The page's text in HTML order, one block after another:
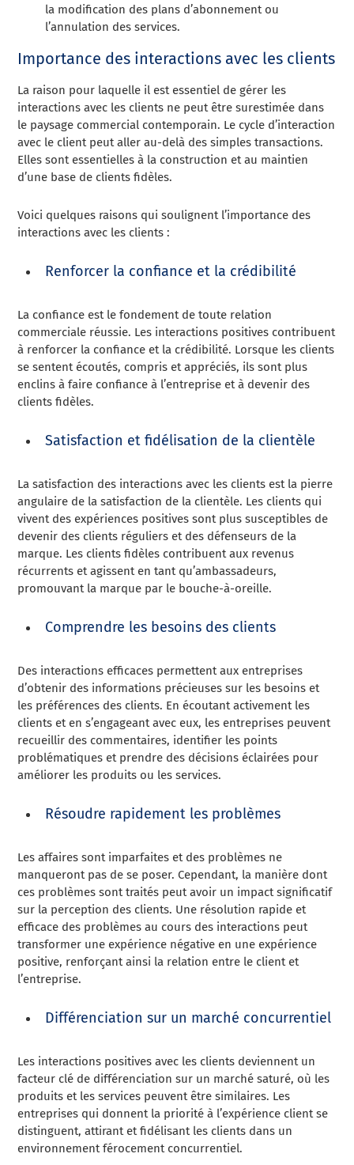
la modification des plans d’abonnement ou
l’annulation des services.
Importance des interactions avec les clients
La raison pour laquelle il est essentiel de gérer les
interactions avec les clients ne peut être surestimée dans
le paysage commercial contemporain. Le cycle d’interaction
avec le client peut aller au-delà des simples transactions.
Elles sont essentielles à la construction et au maintien
d’une base de clients fidèles.
Voici quelques raisons qui soulignent l’importance des
interactions avec les clients :
Renforcer la confiance et la crédibilité
La confiance est le fondement de toute relation
commerciale réussie. Les interactions positives contribuent
à renforcer la confiance et la crédibilité. Lorsque les clients
se sentent écoutés, compris et appréciés, ils sont plus
enclins à faire confiance à l’entreprise et à devenir des
clients fidèles.
Satisfaction et fidélisation de la clientèle
La satisfaction des interactions avec les clients est la pierre
angulaire de la satisfaction de la clientèle. Les clients qui
vivent des expériences positives sont plus susceptibles de
devenir des clients réguliers et des défenseurs de la
marque. Les clients fidèles contribuent aux revenus
récurrents et agissent en tant qu’ambassadeurs,
promouvant la marque par le bouche-à-oreille.
Comprendre les besoins des clients
Des interactions efficaces permettent aux entreprises
d’obtenir des informations précieuses sur les besoins et
les préférences des clients. En écoutant activement les
clients et en s’engageant avec eux, les entreprises peuvent
recueillir des commentaires, identifier les points
problématiques et prendre des décisions éclairées pour
améliorer les produits ou les services.
Résoudre rapidement les problèmes
Les affaires sont imparfaites et des problèmes ne
manqueront pas de se poser. Cependant, la manière dont
ces problèmes sont traités peut avoir un impact significatif
sur la perception des clients. Une résolution rapide et
efficace des problèmes au cours des interactions peut
transformer une expérience négative en une expérience
positive, renforçant ainsi la relation entre le client et
l’entreprise.
Différenciation sur un marché concurrentiel
Les interactions positives avec les clients deviennent un
facteur clé de différenciation sur un marché saturé, où les
produits et les services peuvent être similaires. Les
entreprises qui donnent la priorité à l’expérience client se
distinguent, attirant et fidélisant les clients dans un
environnement férocement concurrentiel.